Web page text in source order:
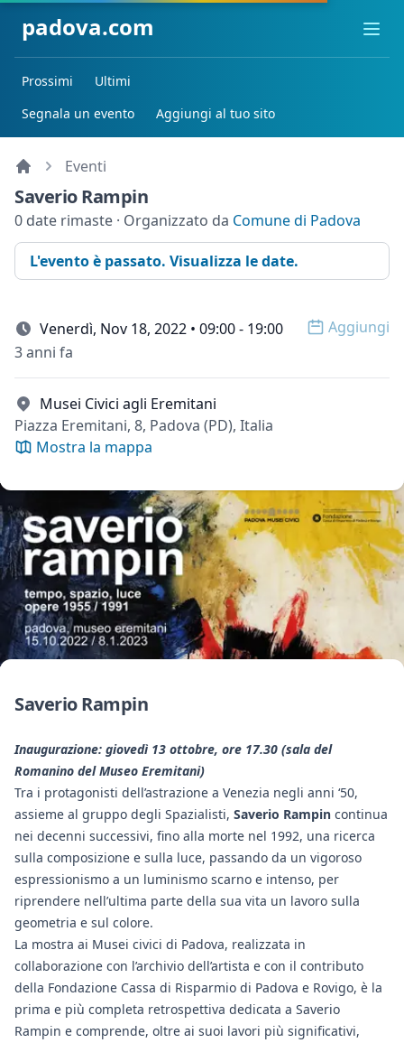
padova.com
Prossimi
Ultimi
Segnala un evento
Aggiungi al tuo sito
Eventi
Saverio Rampin
0 date rimaste · Organizzato da Comune di Padova
L'evento è passato. Visualizza le date.
Venerdì, Nov 18, 2022 • 09:00 - 19:00 Open
Aggiungi
3 anni fa
Musei Civici agli Eremitani
Piazza Eremitani, 8, Padova (PD), Italia
Mostra la mappa
Saverio Rampin
Inaugurazione: giovedì 13 ottobre, ore 17.30 (sala del
Romanino del Museo Eremitani)
Tra i protagonisti dell’astrazione a Venezia negli anni ‘50,
assieme al gruppo degli Spazialisti, Saverio Rampin continua
nei decenni successivi, fino alla morte nel 1992, una ricerca
sulla composizione e sulla luce, passando da un vigoroso
espressionismo a un luminismo scarno e intenso, per
riprendere nell’ultima parte della sua vita un lavoro sulla
geometria e sul colore.
La mostra ai Musei civici di Padova, realizzata in
collaborazione con l’archivio dell’artista e con il contributo
della Fondazione Cassa di Risparmio di Padova e Rovigo, è la
prima e più completa retrospettiva dedicata a Saverio
Rampin e comprende, oltre ai suoi lavori più significativi,